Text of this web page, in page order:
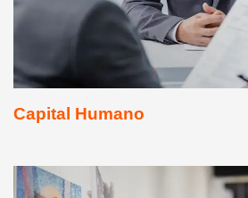
Capital Humano